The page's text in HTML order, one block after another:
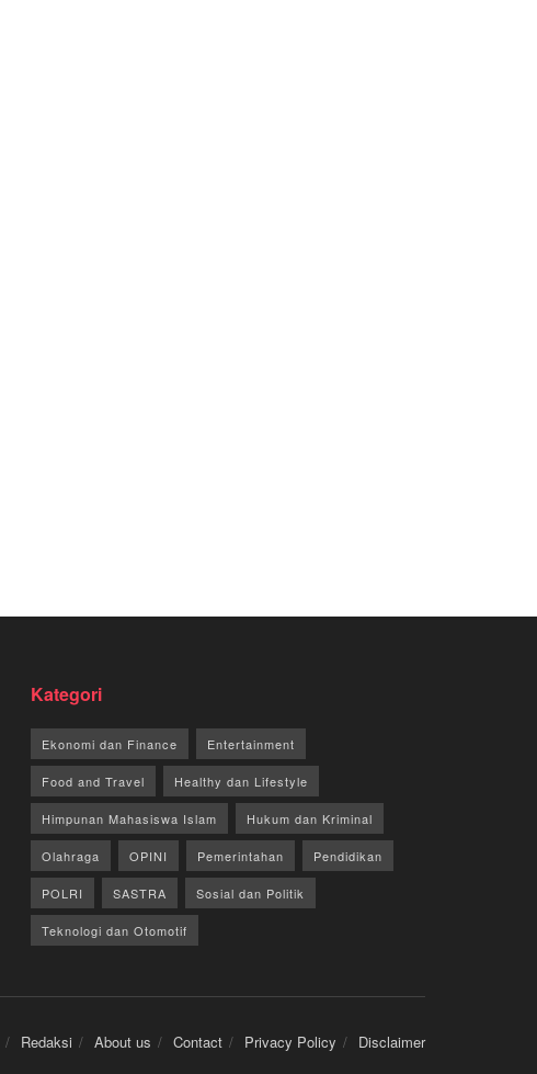
Kategori
Ekonomi dan Finance Entertainment
Food and Travel Healthy dan Lifestyle
Himpunan Mahasiswa Islam Hukum dan Kriminal
Olahraga OPINI Pemerintahan Pendidikan
POLRI SASTRA Sosial dan Politik
Teknologi dan Otomotif
Redaksi About us Contact Privacy Policy Disclaimer